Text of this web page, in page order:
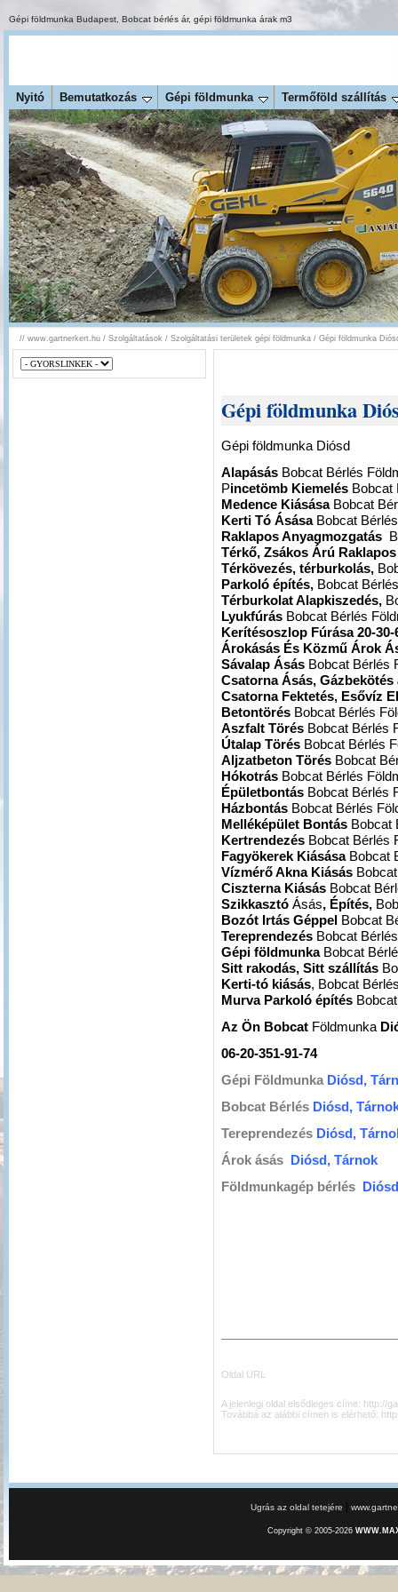
Gépi földmunka Budapest Bobcat bérlés ár, gépi földmunka árak m3
Nyitó Bemutatkozás Gépi földmunka Termőföld szállítás
// www.gartnerkert.hu / Szolgáltatások / Szolgáltatási területek gépi földmunka / Gépi földmunka
Gépi földmunka
Gépi földmunka Diósd
Alapásás Bobcat Bérlés
Pincetömb Kiemelés Bobcat
Medence KiásásaBobcat
Kerti Tó ÁsásaBobcat
Raklapos Anyagmozgatás
Térkő, Zsákos Árú
Térkövezés, térburkolás,
Parkoló építés, Bobcat
Térburkolat Alapkiszedés,
Lyukfúrás Bobcat Bérlés
Kerítésoszlop Fúrása 20-30-
Árokásás És Közmű Árok
Sávalap Ásás Bobcat Bérlés
Csatorna Ásás,
Csatorna Fektetés, Esővíz
Betontörés Bobcat Bérlés
Aszfalt Törés Bobcat Bérlés
Útalap Törés Bobcat Bérlés
Aljzatbeton Törés Bobcat
Hókotrás Bobcat Bérlés
Épületbontás Bobcat Bérlés
Házbontás Bobcat Bérlés
Melléképület Bontás Bobcat
Kertrendezés Bobcat Bérlés
Fagyökerek KiásásaBobcat
Vízmérő Akna Kiásás
Ciszterna Kiásás Bobcat
Szikkasztó Ásás, Építés,
Bozót Irtás Géppel Bobcat
Tereprendezés Bobcat
Gépi földmunkaBobcat
Sitt rakodás, Sitt szállítás
Kerti-tó kiásás, Bobcat
Murva Parkoló építés
Az Ön Bobcat Földmunka
06-20-351-91-74
Gépi Földmunka Diósd,
Bobcat Bérlés Diósd,
Tereprendezés Diósd,
Árok ásás Diósd, Tárnok
Földmunkagép bérlés
Oldal URL
A jelenlegi oldal elsődleges címe: http://
Továbbá az alábbi címen is elérhető:
Ugrás az oldal tetejére
Copyright © 2005-2026